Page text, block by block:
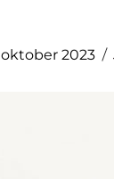
oktober 2023